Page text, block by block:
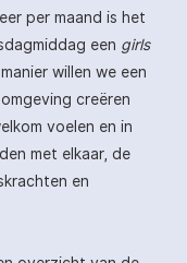
per maand is het
een girls
willen we een
creëren
voelen en in
met elkaar, de
en